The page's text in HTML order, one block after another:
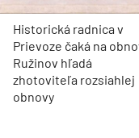
Historická radnica v
Prievoze čaká na
Ružinov hľadá
zhotoviteľa rozsiahlej
obnovy